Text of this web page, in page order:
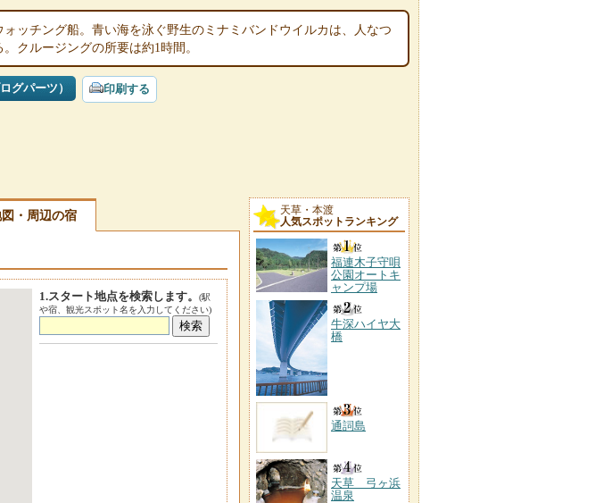
ッチング船。青い海を泳ぐ野生のミナミバンドウイルカは、人なつ
クルージングの所要は約1時間。
グパーツ） 印刷する
・周辺の宿
1.スタート地点を検索します。
(駅
や宿、観光スポット名を入力してください)
天草・本渡
人気スポットランキング
福連木子守唄
公園オートキ
ャンプ場
牛深ハイヤ大
橋
通詞島
天草 弓ヶ浜
温泉